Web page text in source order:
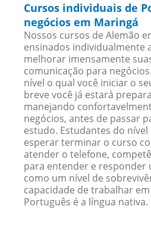
Cursos individuais de
negócios em Maringá
Nossos cursos de Alemão
ensinados individualmente
melhorar imensamente
comunicação para
nível o qual você iniciar o
breve você já estará
manejando
negócios, antes de passar
estudo. Estudantes do
esperar terminar o curso
atender o telefone,
para entender e responder
como um nível de
capacidade de trabalhar
Português é a língua nativa.